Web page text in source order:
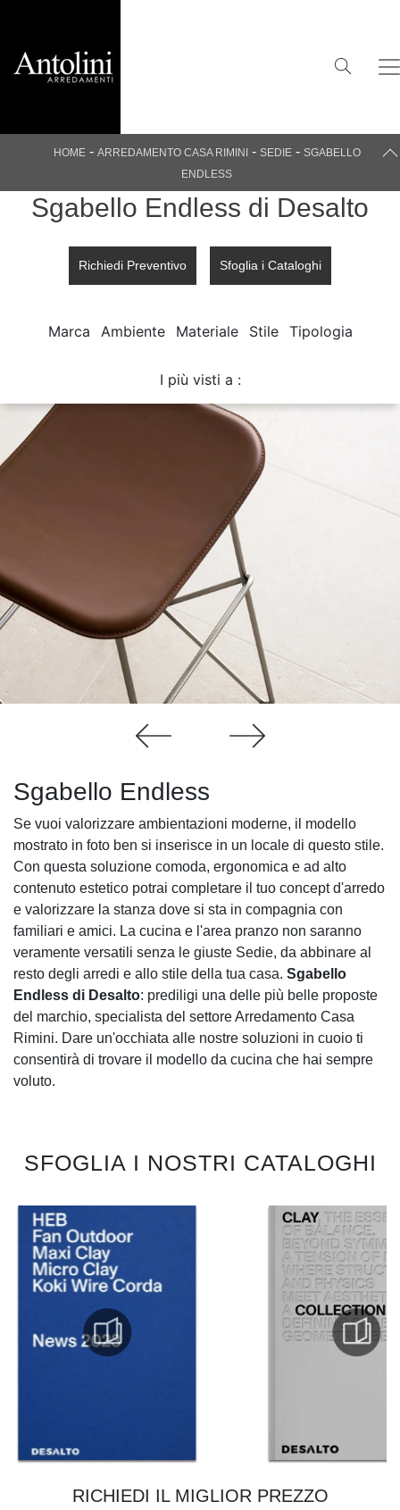
HOME- ARREDAMENTO CASA RIMINI - SEDIE - SGABELLO
ENDLESS
Sgabello Endless di Desalto
Richiedi Preventivo Sfoglia i Cataloghi
Marca Ambiente Materiale Stile Tipologia
I più visti a :
Sgabello Endless
Se vuoi valorizzare ambientazioni moderne, il modello
mostrato in foto ben si inserisce in un locale di questo stile.
Con questa soluzione comoda, ergonomica e ad alto
contenuto estetico potrai completare il tuo concept d'arredo
e valorizzare la stanza dove si sta in compagnia con
familiari e amici. La cucina e l'area pranzo non saranno
veramente versatili senza le giuste Sedie, da abbinare al
resto degli arredi e allo stile della tua casa. Sgabello
Endless di Desalto: prediligi una delle più belle proposte
del marchio, specialista del settore Arredamento Casa
Rimini. Dare un'occhiata alle nostre soluzioni in cuoio ti
consentirà di trovare il modello da cucina che hai sempre
voluto.
SFOGLIA I NOSTRI CATALOGHI
RICHIEDI IL MIGLIOR PREZZO